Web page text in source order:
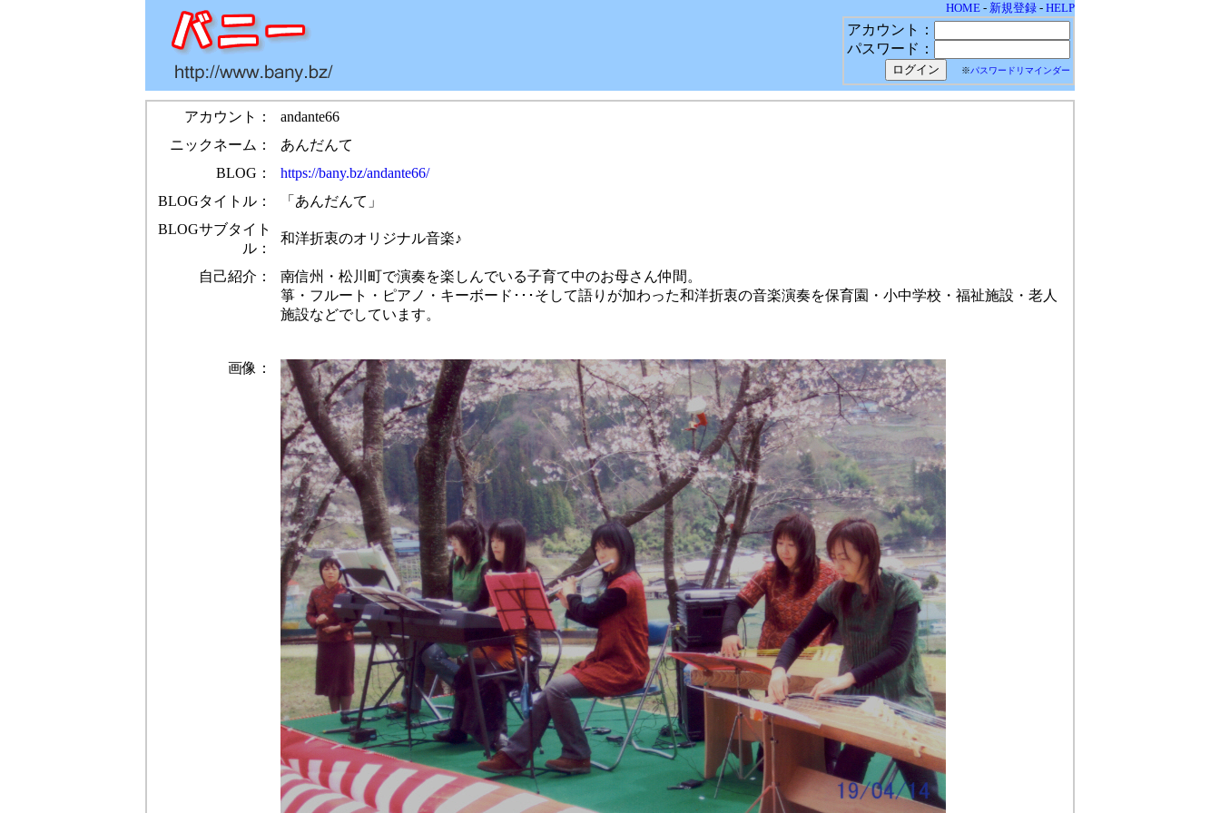
HOME - 新規登録 - HELP
アカウント：
パスワード：
※パスワードリマインダー
アカウント：
andante66
ニックネーム：
あんだんて
BLOG：
https://bany.bz/andante66/
BLOGタイトル：
「あんだんて」
BLOGサブタイト
ル：
和洋折衷のオリジナル音楽♪
自己紹介：
南信州・松川町で演奏を楽しんでいる子育て中のお母さん仲間。
箏・フルート・ピアノ・キーボード･･･そして語りが加わった和洋折衷の音楽演奏を保育園・小中学校・福祉施設・老人
施設などでしています。
画像：